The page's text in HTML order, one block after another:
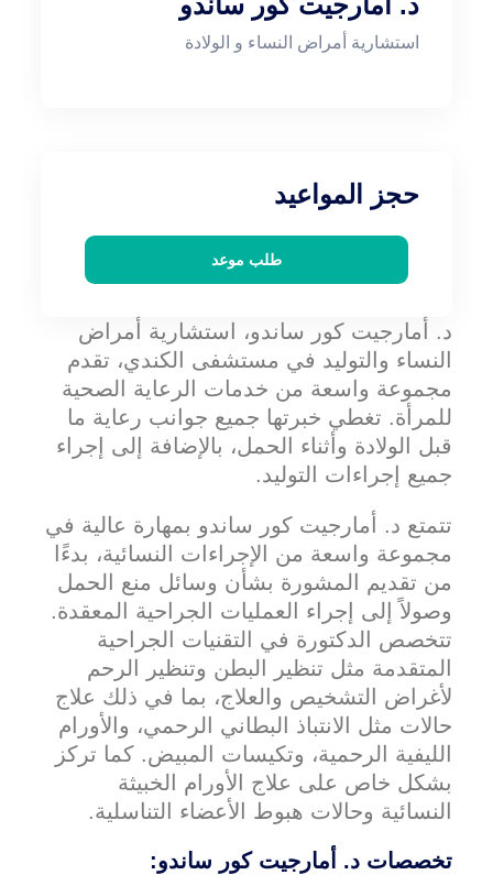
استشارية أمراض النساء و الولادة
حجز المواعيد
طلب موعد
د. أمارجيت كور ساندو، استشارية أمراض
النساء والتوليد في مستشفى الكندي، تقدم
مجموعة واسعة من خدمات الرعاية الصحية
للمرأة. تغطي خبرتها جميع جوانب رعاية ما
قبل الولادة وأثناء الحمل، بالإضافة إلى إجراء
جميع إجراءات التوليد.
تتمتع د. أمارجيت كور ساندو بمهارة عالية في
مجموعة واسعة من الإجراءات النسائية، بدءًا
من تقديم المشورة بشأن وسائل منع الحمل
وصولاً إلى إجراء العمليات الجراحية المعقدة.
تتخصص الدكتورة في التقنيات الجراحية
المتقدمة مثل تنظير البطن وتنظير الرحم
لأغراض التشخيص والعلاج، بما في ذلك علاج
حالات مثل الانتباذ البطاني الرحمي، والأورام
الليفية الرحمية، وتكيسات المبيض. كما تركز
بشكل خاص على علاج الأورام الخبيثة
النسائية وحالات هبوط الأعضاء التناسلية.
تخصصات د. أمارجيت كور ساندو: